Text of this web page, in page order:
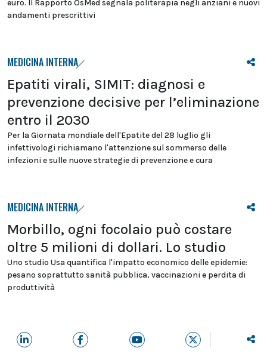
euro. Il Rapporto OsMed segnala politerapia negli anziani e nuovi
andamenti prescrittivi
MEDICINA INTERNA
Epatiti virali, SIMIT: diagnosi e
prevenzione decisive per l’eliminazione
entro il 2030
Per la Giornata mondiale dell'Epatite del 28 luglio gli
infettivologi richiamano l'attenzione sul sommerso delle
infezioni e sulle nuove strategie di prevenzione e cura
MEDICINA INTERNA
Morbillo, ogni focolaio può costare
oltre 5 milioni di dollari. Lo studio
Uno studio Usa quantifica l'impatto economico delle epidemie:
pesano soprattutto sanità pubblica, vaccinazioni e perdita di
produttività